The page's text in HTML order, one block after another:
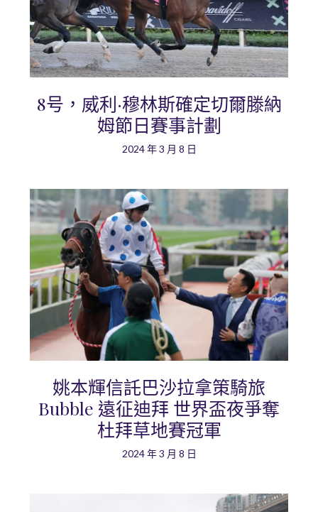
8号，威利·穆林斯確定切爾滕納
姆節日賽事計劃
2024 年 3 月 8 日
姚本輝信託巴沙拉拿策騎旅
Bubble 遠征迪拜 世界盃夜爭奪
杜拜草地賽冠軍
2024 年 3 月 8 日